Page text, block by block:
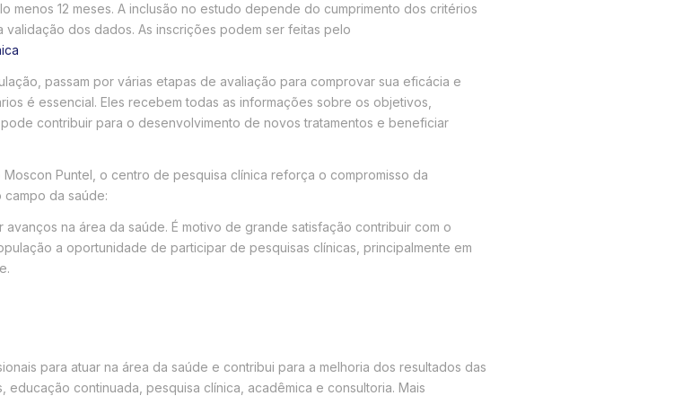
menos 12 meses. A inclusão no estudo depende do cumprimento dos critérios
dos dados. As inscrições podem ser feitas pelo
passam por várias etapas de avaliação para comprovar sua eficácia e
é essencial. Eles recebem todas as informações sobre os objetivos,
contribuir para o desenvolvimento de novos tratamentos e beneficiar
Puntel, o centro de pesquisa clínica reforça o compromisso da
da saúde:
na área da saúde. É motivo de grande satisfação contribuir com o
a oportunidade de participar de pesquisas clínicas, principalmente em
para atuar na área da saúde e contribui para a melhoria dos resultados das
educação continuada, pesquisa clínica, acadêmica e consultoria. Mais